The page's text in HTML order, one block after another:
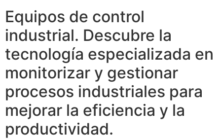
Equipos de control
industrial. Descubre la
tecnología especializada en
monitorizar y gestionar
procesos industriales para
mejorar la eficiencia y la
productividad.